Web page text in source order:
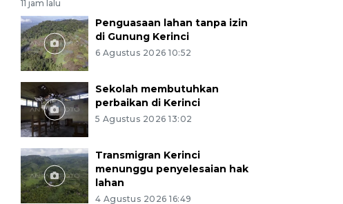
11 jam lalu
Penguasaan lahan tanpa izin
di Gunung Kerinci
6 Agustus 2026 10:52
Sekolah membutuhkan
perbaikan di Kerinci
5 Agustus 2026 13:02
Transmigran Kerinci
menunggu penyelesaian hak
lahan
4 Agustus 2026 16:49